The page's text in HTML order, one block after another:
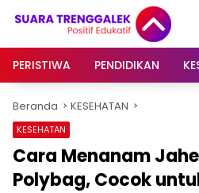
PERISTIWA
PENDIDIKAN
Beranda KESEHATAN
KESEHATAN
Cara Menanam
Polybag, Cocok